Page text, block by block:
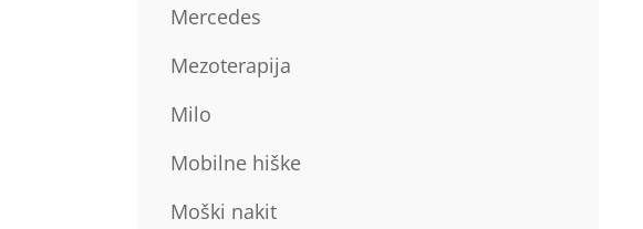
Mercedes
Mezoterapija
Milo
Mobilne hiške
Moški nakit